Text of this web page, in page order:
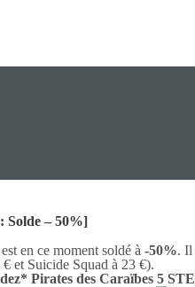
Solde – 50%]
est en ce moment soldé à -50%. Il
et Suicide Squad à 23 €).
Pirates des Caraïbes 5